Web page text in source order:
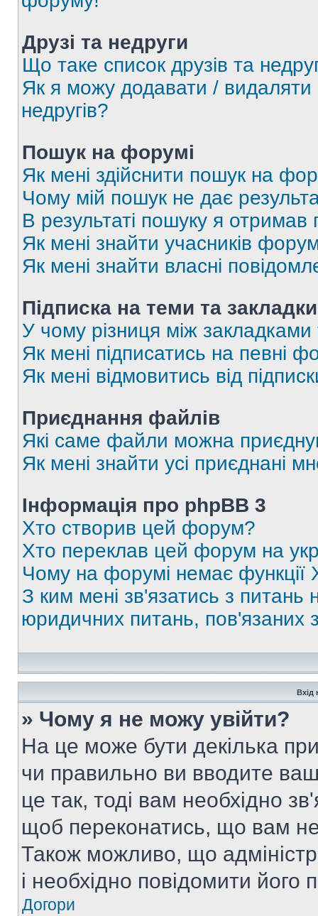
Друзі та недруги
Що таке список друзів та
Як я можу додавати / видаляти
недругів?
Пошук на форумі
Як мені здійснити пошук на
Чому мій пошук не дає
В результаті пошуку я отримав
Як мені знайти учасників
Як мені знайти власні
Підписка на теми та закладки
У чому різниця між закладками
Як мені підписатись на певні
Як мені відмовитись від
Приєднання файлів
Які саме файли можна
Як мені знайти усі приєднані
Інформація про phpBB 3
Хто створив цей форум?
Хто переклав цей форум на
Чому на форумі немає функції
З ким мені зв'язатись з питань
юридичних питань,
Вхід
» Чому я не можу увійти?
На це може бути декілька
чи правильно ви вводите
це так, тоді вам необхідно
щоб переконатись, що вам
Також можливо, що
і необхідно повідомити
Догори